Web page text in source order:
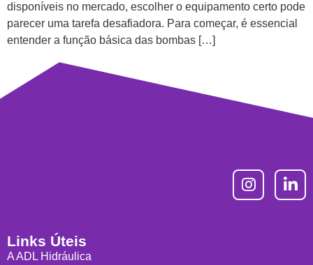
disponíveis no mercado, escolher o equipamento certo pode
parecer uma tarefa desafiadora. Para começar, é essencial
entender a função básica das bombas […]
Links Úteis
A ADL Hidráulica